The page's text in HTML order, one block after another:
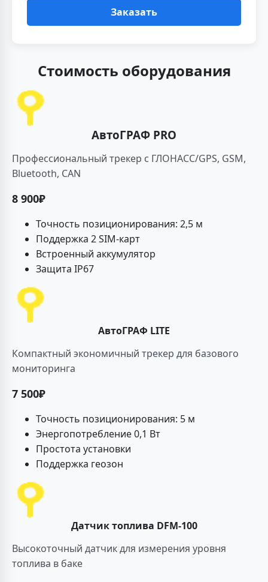
Заказать
Стоимость оборудования
АвтоГРАФ PRO
Профессиональный трекер с ГЛОНАСС/GPS, GSM,
Bluetooth, CAN
8 900₽
Точность позиционирования: 2,5 м
Поддержка 2 SIM-карт
Встроенный аккумулятор
Защита IP67
АвтоГРАФ LITE
Компактный экономичный трекер для базового
мониторинга
7 500₽
Точность позиционирования: 5 м
Энергопотребление 0,1 Вт
Простота установки
Поддержка геозон
Датчик топлива DFM-100
Высокоточный датчик для измерения уровня
топлива в баке